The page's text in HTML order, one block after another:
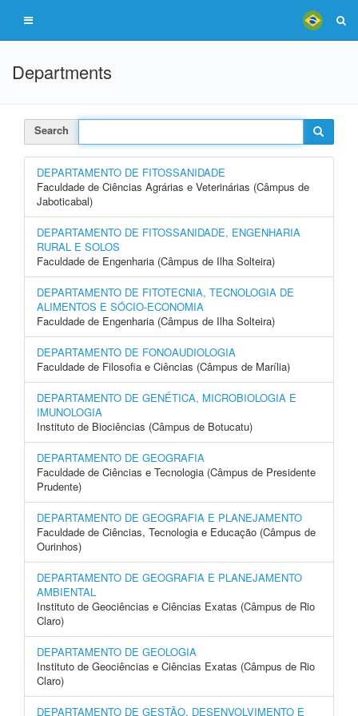
Departments
Search
DEPARTAMENTO DE FITOSSANIDADE
Faculdade de Ciências Agrárias e Veterinárias (Câmpus de
Jaboticabal)
DEPARTAMENTO DE FITOSSANIDADE, ENGENHARIA
RURAL E SOLOS
Faculdade de Engenharia (Câmpus de Ilha Solteira)
DEPARTAMENTO DE FITOTECNIA, TECNOLOGIA DE
ALIMENTOS E SÓCIO-ECONOMIA
Faculdade de Engenharia (Câmpus de Ilha Solteira)
DEPARTAMENTO DE FONOAUDIOLOGIA
Faculdade de Filosofia e Ciências (Câmpus de Marília)
DEPARTAMENTO DE GENÉTICA, MICROBIOLOGIA E
IMUNOLOGIA
Instituto de Biociências (Câmpus de Botucatu)
DEPARTAMENTO DE GEOGRAFIA
Faculdade de Ciências e Tecnologia (Câmpus de Presidente
Prudente)
DEPARTAMENTO DE GEOGRAFIA E PLANEJAMENTO
Faculdade de Ciências, Tecnologia e Educação (Câmpus de
Ourinhos)
DEPARTAMENTO DE GEOGRAFIA E PLANEJAMENTO
AMBIENTAL
Instituto de Geociências e Ciências Exatas (Câmpus de Rio
Claro)
DEPARTAMENTO DE GEOLOGIA
Instituto de Geociências e Ciências Exatas (Câmpus de Rio
Claro)
DEPARTAMENTO DE GESTÃO, DESENVOLVIMENTO E